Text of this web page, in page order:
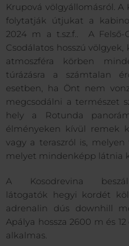
Krupová völgyállomásról.
folytatják útjukat a
2024 m a t.sz.f.. A
Csodálatos hosszú
atmoszféra körben
túrázásra a számtalan
esetben, ha Önt nem
megcsodálni a természet
hely a Rotunda
élményeken kívül remek
vagy a teraszról is,
melyet mindenképp látnia
A Kosodrevina
látogatók
hegyi kordét
adrenalin dús downhill
Apálya hossza 2600 m és
alkalmas.